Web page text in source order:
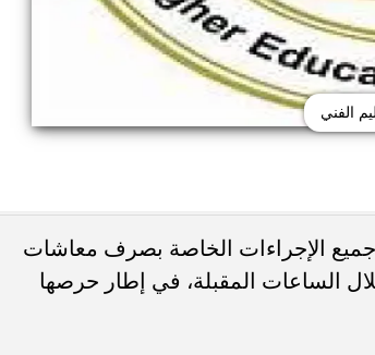
الفني
من جميع الإجراءات الخاصة بصرف معاشات
خلال الساعات المقبلة، في إطار حرصها